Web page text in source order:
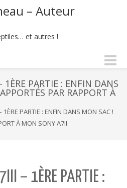
– Auteur
et autres !
-
PARTIE : ENFIN DANS
PAR RAPPORT À
1ÈRE PARTIE : ENFIN DANS MON SAC !
À MON SONY A7II
– 1ÈRE PARTIE :